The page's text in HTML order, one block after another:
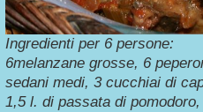
Ingredienti per 6 persone:
6melanzane grosse, 6
sedani medi, 3 cucchiai di
1,5 l. di passata di